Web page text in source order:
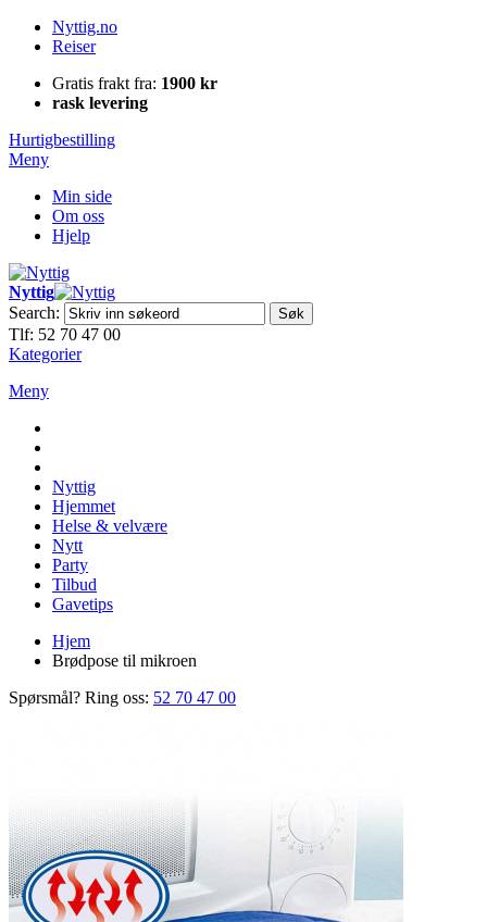
Nyttig.no
Reiser
Gratis frakt fra: 1900 kr
rask levering
Hurtigbestilling
Meny
Min side
Om oss
Hjelp
Nyttig
Search:
Søk
Tlf: 52 70 47 00
Kategorier
Meny
Nyttig
Hjemmet
Helse & velvære
Nytt
Party
Tilbud
Gavetips
Hjem
Brødpose til mikroen
Spørsmål? Ring oss: 52 70 47 00